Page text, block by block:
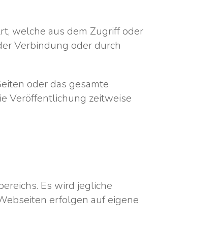
welche aus dem Zugriff oder
Verbindung oder durch
oder das gesamte
Veröffentlichung zeitweise
Es wird jegliche
erfolgen auf eigene